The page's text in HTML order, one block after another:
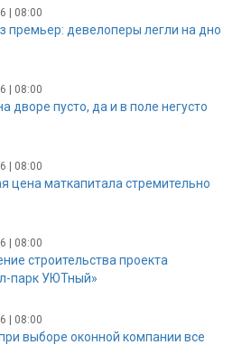
| 08:00
премьер: девелоперы легли на дно
| 08:00
дворе пусто, да и в поле негусто
| 08:00
цена маткапитала стремительно
| 08:00
строительства проекта
парк УЮТный»
| 08:00
выборе оконной компании все